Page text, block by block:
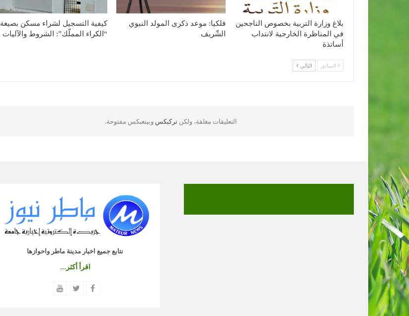
بلاغ وزارة التربية بخصوص الناجحين
في المناظرة الخارجية لانتداب
أساتذة
فلكيا: موعد ذكرى المولد النبوي
الشّريف
كيفية التسجيل لشراء مسكن بصيغة
“الكراء المملّك”: الشروط والآليات
السابق التالي
التعليقات مغلقة، ولكن تركبكس وبينغبكس مفتوحة.
نتابع جميع اخبار مدينة ماطر واحوازها
اقرأ أكثر...